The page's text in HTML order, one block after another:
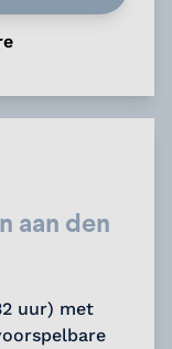
aan den
uur) met